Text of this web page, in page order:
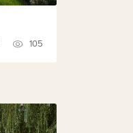
105